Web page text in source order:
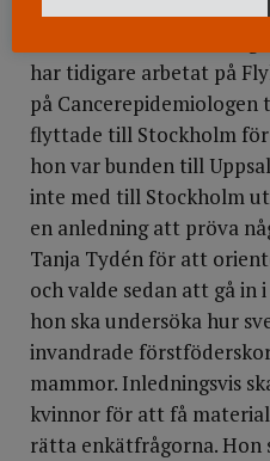
Tanja Tydén handleder
har tidigare arbetat på
på
flyttade till Stockholm
hon var bunden till
inte med till Stockholm
en anledning att pröva
Tanja Tydén för att
och valde sedan att gå
hon ska undersöka hur
invandrade
mammor. Inledningsvis
kvinnor för att få
rätta enkätfrågorna. Hon